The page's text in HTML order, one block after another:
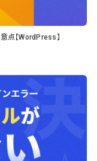
点【WordPress】